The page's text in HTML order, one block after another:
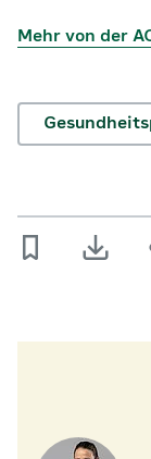
Mehr von der